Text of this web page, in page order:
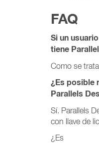
FAQ
Si un
tiene
Como se
¿Es posible
Parallels
Sí. Parallels
con llave de
¿Es